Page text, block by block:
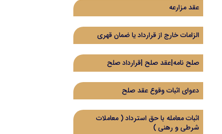
عقد مزارعه
الزامات خارج از قرارداد یا ضمان قهری
صلح نامه|عقد صلح |قرارداد صلح
دعوای اثبات وقوع عقد صلح
اثبات معامله با حق استرداد (‌ معاملات
شرطی و رهنی )‌